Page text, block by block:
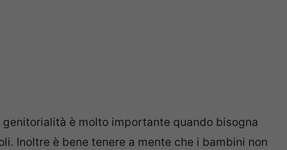
è molto importante quando bisogna
Inoltre è bene tenere a mente che i bambini non